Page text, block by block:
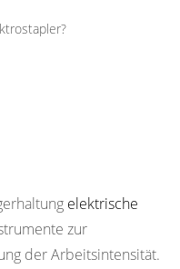
elektrische
zur
der Arbeitsintensität.